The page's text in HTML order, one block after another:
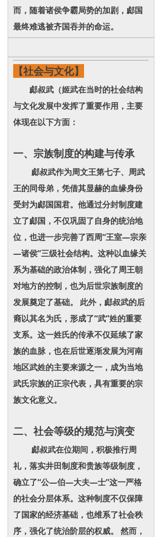
而，随着诸侯争霸局势的加剧，郕国
最终难逃被齐国吞并的命运。
【社会与文化】
郕叔武（姬武在当时的社会结构
与文化发展中发挥了重要作用，主要
体现在以下方面：
一、宗族制度的构建与传承
郕叔武作为周文王第七子、周武
王的同母弟，凭借其显赫的血缘身份
受封为郕国国君。他通过分封制度建
立了郕国，不仅巩固了自身的统治地
位，也进一步完善了西周“王室—宗亲
—诸侯”三级社会结构。这种以血缘关
系为基础的政治体制，强化了周王朝
对地方的控制，也为后世宗族制度的
发展奠定了基础。 此外，郕叔武的后
裔以其名为氏，形成了“武”姓的重要
支系。这一姓氏的传承不仅延续了家
族的血脉，也在后世逐渐发展为河南
地区武姓的主要来源之一，成为当地
武氏宗族的正宗代表，具有重要的宗
族文化意义。
二、社会等级的规范与演变
郕叔武在位期间，积极推行周
礼，落实井田制度和贵族等级制度，
确立了“公—伯—大夫—士”这一严格
的社会分层体系。这种制度不仅保障
了国家的经济基础，也维系了社会秩
序，强化了统治阶层的权威。 然而，